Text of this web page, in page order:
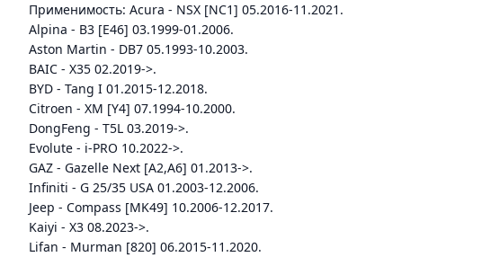
Применимость: Acura - NSX [NC1] 05.2016-11.2021.
Alpina - B3 [E46] 03.1999-01.2006.
Aston Martin - DB7 05.1993-10.2003.
BAIC - X35 02.2019->.
BYD - Tang I 01.2015-12.2018.
Citroen - XM [Y4] 07.1994-10.2000.
DongFeng - T5L 03.2019->.
Evolute - i-PRO 10.2022->.
GAZ - Gazelle Next [A2,A6] 01.2013->.
Infiniti - G 25/35 USA 01.2003-12.2006.
Jeep - Compass [MK49] 10.2006-12.2017.
Kaiyi - X3 08.2023->.
Lifan - Murman [820] 06.2015-11.2020.